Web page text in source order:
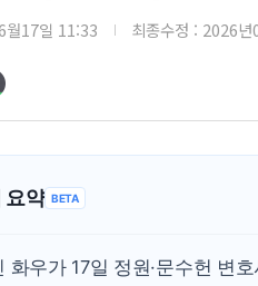
월17일 11:33 최종수정 : 2026년
요약 BETA
화우가 17일 정원·문수헌 변